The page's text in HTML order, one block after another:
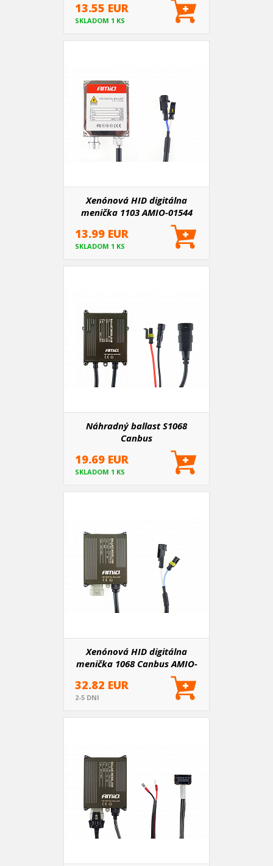
13.55 EUR
SKLADOM 1 KS
Xenónová HID digitálna
menička 1103 AMIO-01544
13.99 EUR
SKLADOM 1 KS
Náhradný ballast S1068
Canbus
19.69 EUR
SKLADOM 1 KS
Xenónová HID digitálna
menička 1068 Canbus AMIO-
32.82 EUR
2-5 DNI